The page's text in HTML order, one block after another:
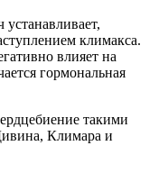
климакса.
влияет на
гормональная
такими
Климара и